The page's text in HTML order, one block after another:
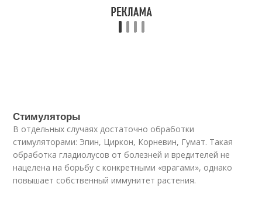
Стимуляторы
В отдельных случаях достаточно обработки
стимуляторами: Эпин, Циркон, Корневин, Гумат. Такая
обработка гладиолусов от болезней и вредителей не
нацелена на борьбу с конкретными «врагами», однако
повышает собственный иммунитет растения.